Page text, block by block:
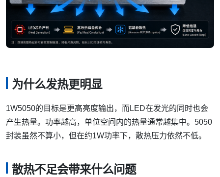
为什么发热更明显
1W5050的目标是更高亮度输出，而LED在发光的同时也会
产生热量。功率越高，单位空间内的热量通常越集中。5050
封装虽然不算小，但在约1W功率下，散热压力依然不低。
散热不足会带来什么问题